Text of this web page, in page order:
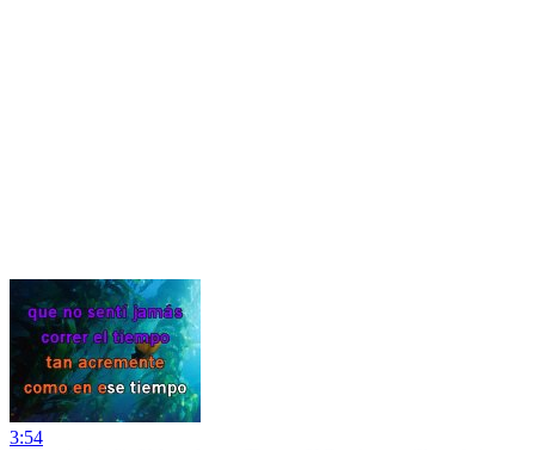
3:54